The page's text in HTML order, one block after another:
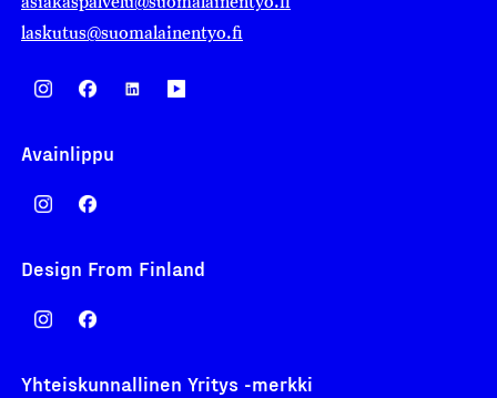
laskutus@suomalainentyo.fi
Avainlippu
Design From Finland
Yhteiskunnallinen Yritys -merkki